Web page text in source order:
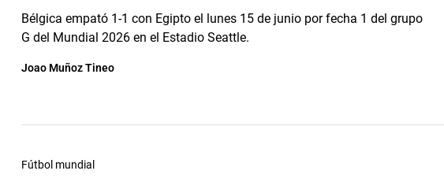
Bélgica empató 1-1 con Egipto el lunes 15 de junio por fecha 1 del grupo
G del Mundial 2026 en el Estadio Seattle.
Joao Muñoz Tineo
Fútbol mundial